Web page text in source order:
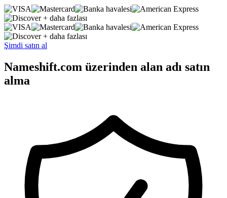
+ daha fazlası
+ daha fazlası
Şimdi satın al
Nameshift.com üzerinden alan adı satın
alma